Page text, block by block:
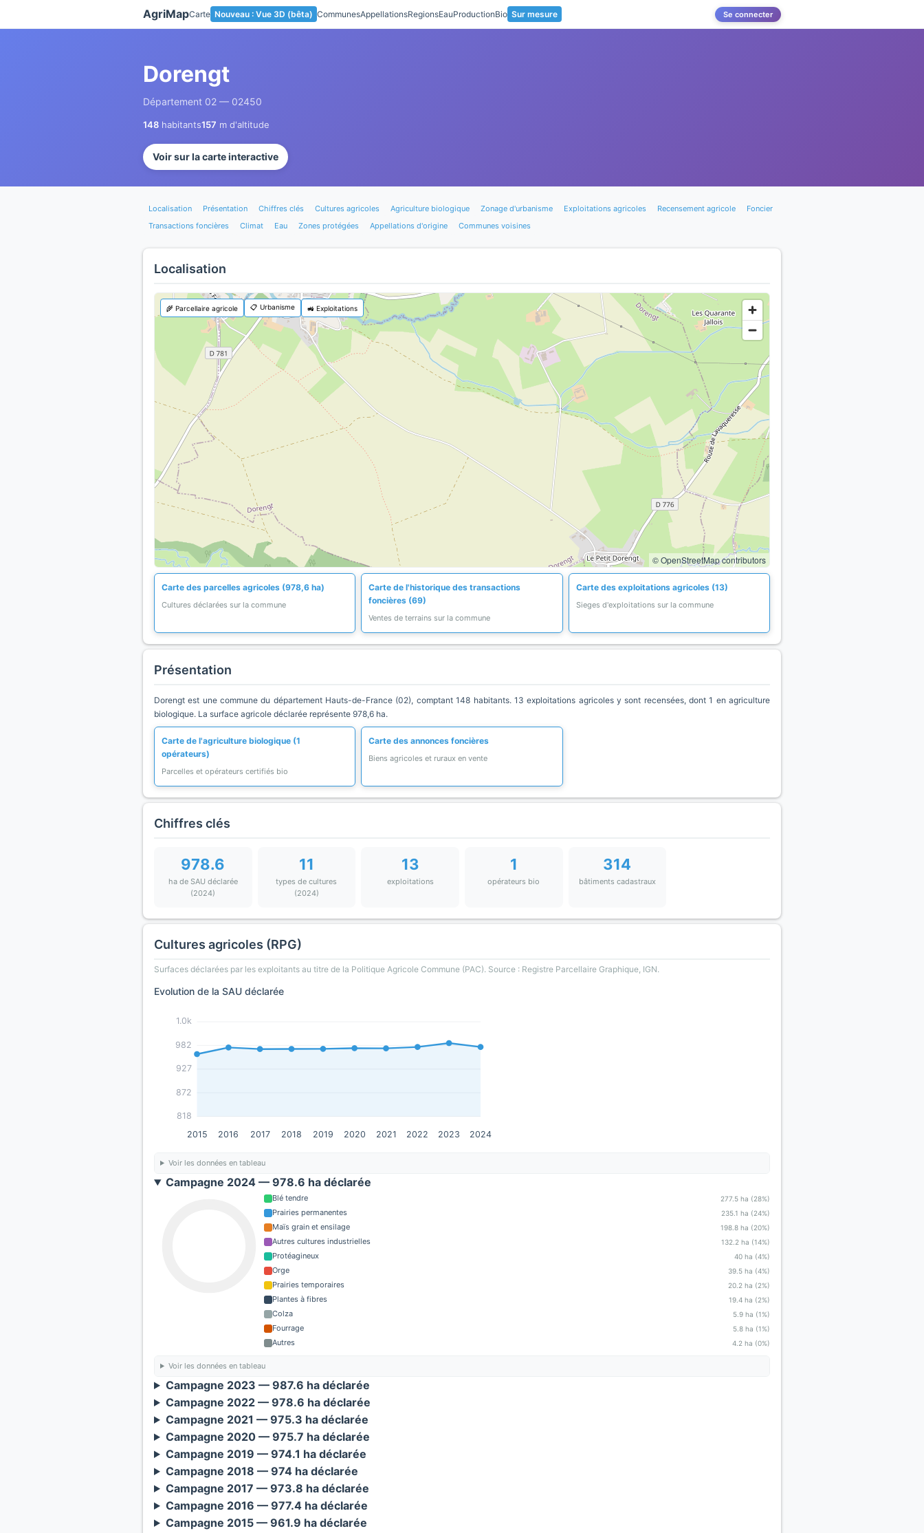
AgriMapCarte Nouveau : Vue 3D (bêta) CommunesAppellationsRegionsEauProductionBio Sur mesure Se connecter
Dorengt
Département 02 — 02450
148 habitants157 m d'altitude
Voir sur la carte interactive
Localisation Présentation Chiffres clés Cultures agricoles Agriculture biologique Zonage d'urbanisme Exploitations agricoles Recensement agricole
Foncier
Transactions foncières
Climat Eau Zones protégées Appellations d'origine Communes voisines
Localisation
© OpenStreetMap contributors
🌾 Parcellaire agricole 📋 Urbanisme 🚜 Exploitations
Carte des parcelles agricoles (978,6 ha)
Cultures déclarées sur la commune
Carte de l'historique des transactions
foncières (69)
Ventes de terrains sur la commune
Carte des exploitations agricoles (13)
Sieges d'exploitations sur la commune
Présentation
Dorengt est une commune du département Hauts-de-France (02), comptant 148 habitants. 13 exploitations agricoles y sont recensées, dont 1 en agriculture
biologique. La surface agricole déclarée représente 978,6 ha.
Carte de l'agriculture biologique (1
opérateurs)
Parcelles et opérateurs certifiés bio
Carte des annonces foncières
Biens agricoles et ruraux en vente
Chiffres clés
978.6
ha de SAU déclarée
(2024)
11
types de cultures
(2024)
13
exploitations
1
opérateurs bio
314
bâtiments cadastraux
Cultures agricoles (RPG)
Surfaces déclarées par les exploitants au titre de la Politique Agricole Commune (PAC). Source : Registre Parcellaire Graphique, IGN.
Evolution de la SAU déclarée
818
872
927
982
1.0k
2015 2016 2017 2018 2019 2020 2021 2022 2023 2024
Voir les données en tableau
Campagne 2024 — 978.6 ha déclarée
Blé tendre 277.5 ha (28%)
Prairies permanentes 235.1 ha (24%)
Maïs grain et ensilage 198.8 ha (20%)
Autres cultures industrielles 132.2 ha (14%)
Protéagineux 40 ha (4%)
Orge 39.5 ha (4%)
Prairies temporaires 20.2 ha (2%)
Plantes à fibres 19.4 ha (2%)
Colza 5.9 ha (1%)
Fourrage 5.8 ha (1%)
Autres 4.2 ha (0%)
Voir les données en tableau
Campagne 2023 — 987.6 ha déclarée
Campagne 2022 — 978.6 ha déclarée
Campagne 2021 — 975.3 ha déclarée
Campagne 2020 — 975.7 ha déclarée
Campagne 2019 — 974.1 ha déclarée
Campagne 2018 — 974 ha déclarée
Campagne 2017 — 973.8 ha déclarée
Campagne 2016 — 977.4 ha déclarée
Campagne 2015 — 961.9 ha déclarée
Panneau de gestion des cookies